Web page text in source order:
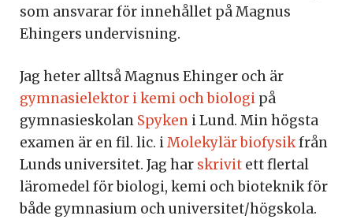
som ansvarar för innehållet på Magnus
Ehingers undervisning.
Jag heter alltså Magnus Ehinger och är
gymnasielektor i kemi och biologi på
gymnasieskolan Spyken i Lund. Min högsta
examen är en fil. lic. iMolekylär biofysikfrån
Lunds universitet. Jag har skrivit ett flertal
läromedel för biologi, kemi och bioteknik för
både gymnasium och universitet/högskola.